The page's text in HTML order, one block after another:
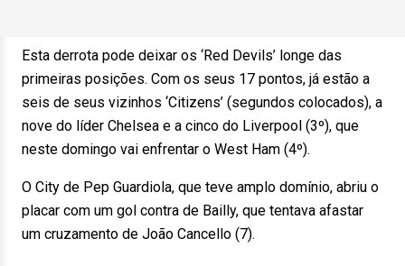
Esta derrota pode deixar os ‘Red Devils’ longe das
primeiras posições. Com os seus 17 pontos, já estão a
seis de seus vizinhos ‘Citizens’ (segundos colocados), a
nove do líder Chelsea e a cinco do Liverpool (3º), que
neste domingo vai enfrentar o West Ham (4º).
O City de Pep Guardiola, que teve amplo domínio, abriu o
placar com um gol contra de Bailly, que tentava afastar
um cruzamento de João Cancello (7).